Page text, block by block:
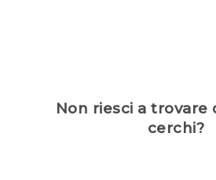
Non riesci a trovare
cerchi?